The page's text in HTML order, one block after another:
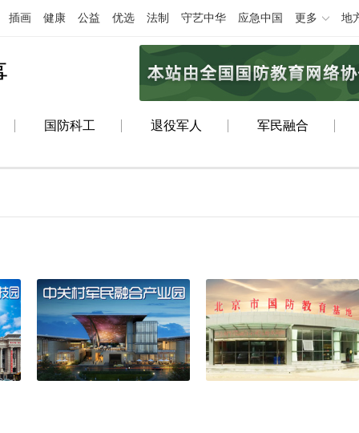
插画 健康 公益 优选 法制 守艺中华 应急中国 更多 地
国防科工 退役军人 军民融合